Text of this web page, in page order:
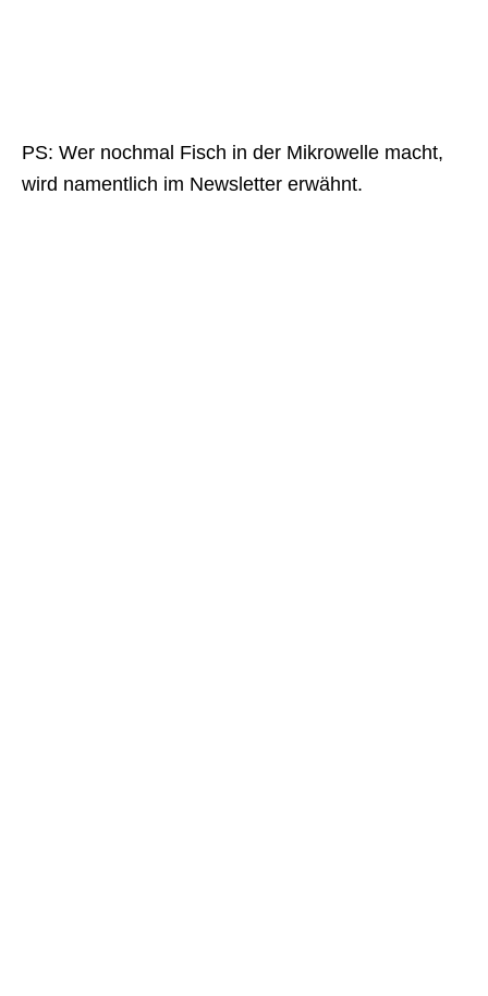
PS: Wer nochmal Fisch in der Mikrowelle macht,
wird namentlich im Newsletter erwähnt.